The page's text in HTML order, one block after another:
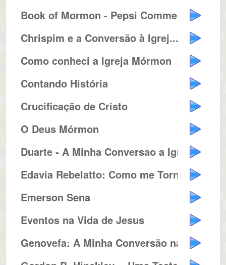
Book of Mormon - Pepsi Commercia...
Chrispim e a Conversão à Igrej...
Como conheci a Igreja Mórmon
Contando História
Crucificação de Cristo
O Deus Mórmon
Duarte - A Minha Conversao a Igr...
Edavia Rebelatto: Como me Tornei...
Emerson Sena
Eventos na Vida de Jesus
Genovefa: A Minha Conversão na ...